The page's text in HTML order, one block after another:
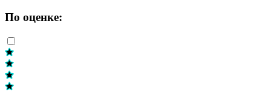
По оценке: